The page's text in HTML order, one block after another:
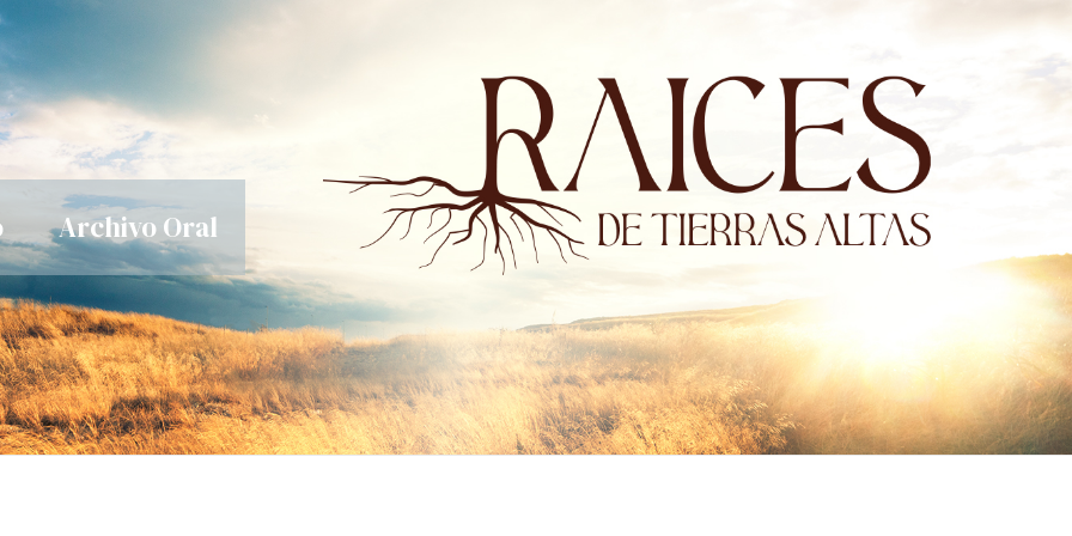
Archivo Oral